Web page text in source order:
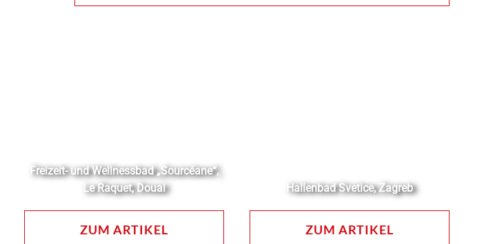
Freizeit- und Wellnessbad „Sourcéane“,
Le Raquet, Douai
ZUM ARTIKEL
Hallenbad Svetice, Zagreb
ZUM ARTIKEL